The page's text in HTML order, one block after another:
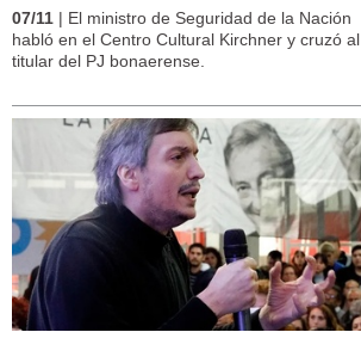
07/11 | El ministro de Seguridad de la Nación
habló en el Centro Cultural Kirchner y cruzó al
titular del PJ bonaerense.